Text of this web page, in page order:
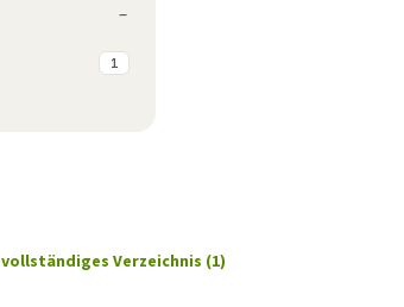
–
1
Verzeichnis (1)